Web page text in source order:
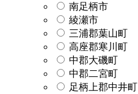
南足柄市
綾瀬市
三浦郡葉山町
高座郡寒川町
中郡大磯町
中郡二宮町
足柄上郡中井町